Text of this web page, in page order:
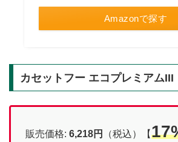
Amazonで探す
カセットフー エコプレミアムIII
販売価格: 6,218円 （税込）【